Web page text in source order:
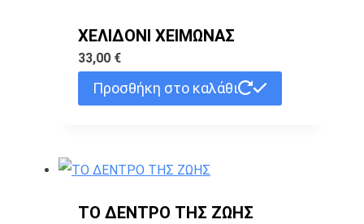
ΧΕΛΙΔΟΝΙ ΧΕΙΜΩΝΑΣ
33,00 €
Προσθήκη στο καλάθι
ΤΟ ΔΕΝΤΡΟ ΤΗΣ ΖΩΗΣ